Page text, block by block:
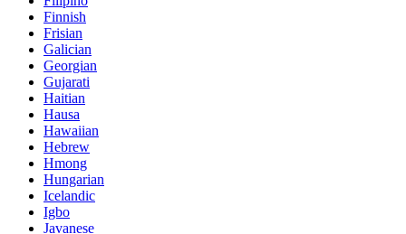
Finnish
Frisian
Galician
Georgian
Gujarati
Haitian
Hausa
Hawaiian
Hebrew
Hmong
Hungarian
Icelandic
Igbo
Javanese